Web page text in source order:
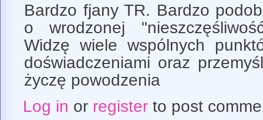
Bardzo fjany TR. Bardzo
o wrodzonej
Widzę wiele wspólnych
doświadczeniami oraz
życzę powodzenia
Log in or registerto post